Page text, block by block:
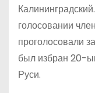
голосовании
проголосовали
был избран 20-
Руси.